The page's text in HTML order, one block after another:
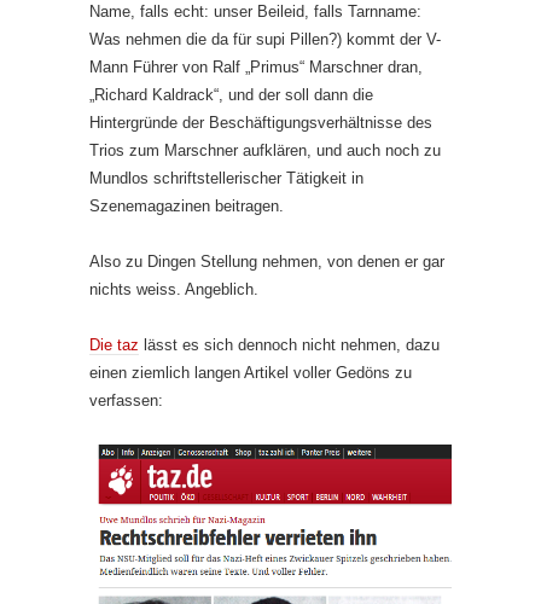
Name, falls echt: unser Beileid, falls Tarnname:
Was nehmen die da für supi Pillen?) kommt der V-
Mann Führer von Ralf „Primus“ Marschner dran,
„Richard Kaldrack“, und der soll dann die
Hintergründe der Beschäftigungsverhältnisse des
Trios zum Marschner aufklären, und auch noch zu
Mundlos schriftstellerischer Tätigkeit in
Szenemagazinen beitragen.
Also zu Dingen Stellung nehmen, von denen er gar
nichts weiss. Angeblich.
Die taz lässt es sich dennoch nicht nehmen, dazu
einen ziemlich langen Artikel voller Gedöns zu
verfassen: